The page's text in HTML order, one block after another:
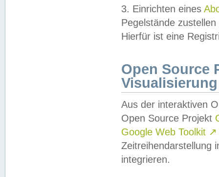
3. Einrichten eines
Pegelstände
Hierfür ist eine
Open Source
Visualisierung
Aus der interaktiven
Open Source Projekt
Google Web Toolkit ↗
Zeitreihendarstellung
integrieren.